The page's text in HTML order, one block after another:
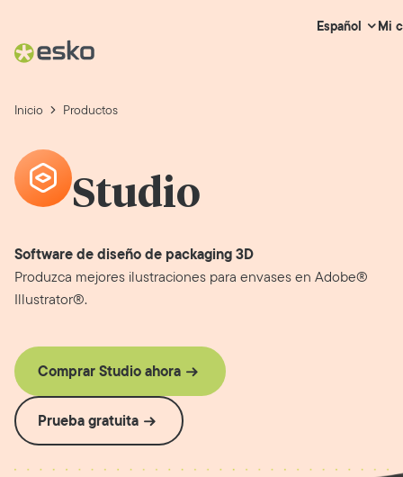
Español Mi
Inicio Productos
Studio
Software de diseño de packaging 3D
Produzca mejores ilustraciones para envases en Adobe®
Illustrator®.
Comprar Studio ahora
Prueba gratuita